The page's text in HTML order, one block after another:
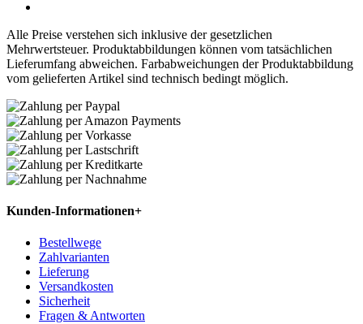
Alle Preise verstehen sich inklusive der gesetzlichen
Mehrwertsteuer. Produktabbildungen können vom tatsächlichen
Lieferumfang abweichen. Farbabweichungen der Produktabbildung
vom gelieferten Artikel sind technisch bedingt möglich.
Kunden-Informationen+
Bestellwege
Zahlvarianten
Lieferung
Versandkosten
Sicherheit
Fragen & Antworten